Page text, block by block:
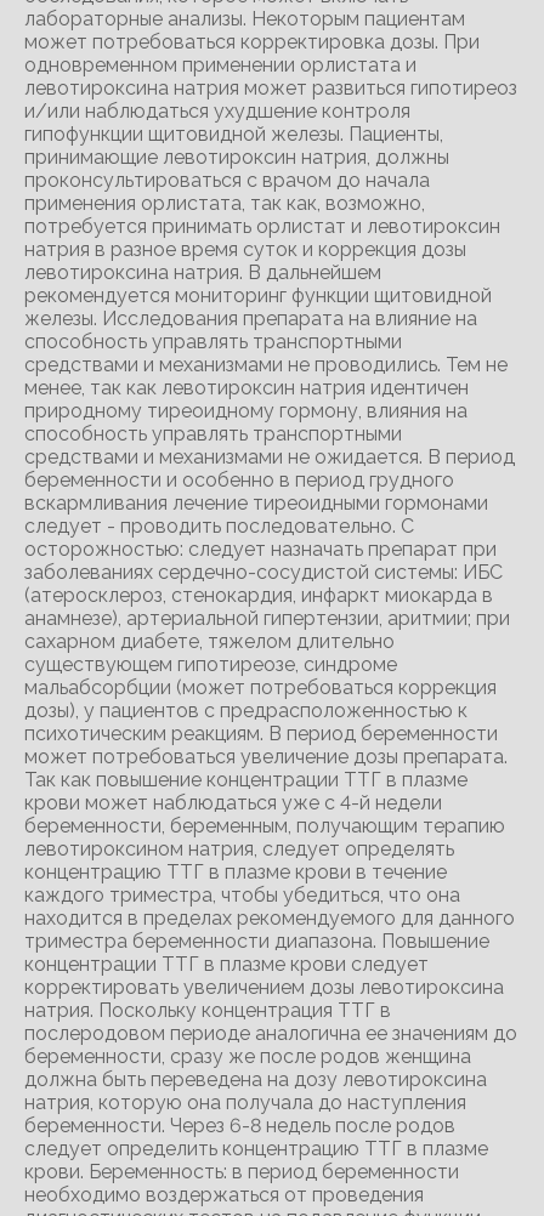
лабораторные анализы. Некоторым пациентам
может потребоваться корректировка дозы. При
одновременном применении орлистата и
левотироксина натрия может развиться гипотиреоз
и/или наблюдаться ухудшение контроля
гипофункции щитовидной железы. Пациенты,
принимающие левотироксин натрия, должны
проконсультироваться с врачом до начала
применения орлистата, так как, возможно,
потребуется принимать орлистат и левотироксин
натрия в разное время суток и коррекция дозы
левотироксина натрия. В дальнейшем
рекомендуется мониторинг функции щитовидной
железы. Исследования препарата на влияние на
способность управлять транспортными
средствами и механизмами не проводились. Тем не
менее, так как левотироксин натрия идентичен
природному тиреоидному гормону, влияния на
способность управлять транспортными
средствами и механизмами не ожидается. В период
беременности и особенно в период грудного
вскармливания лечение тиреоидными гормонами
следует - проводить последовательно. С
осторожностью: следует назначать препарат при
заболеваниях сердечно-сосудистой системы: ИБС
(атеросклероз, стенокардия, инфаркт миокарда в
анамнезе), артериальной гипертензии, аритмии; при
сахарном диабете, тяжелом длительно
существующем гипотиреозе, синдроме
мальабсорбции (может потребоваться коррекция
дозы), у пациентов с предрасположенностью к
психотическим реакциям. В период беременности
может потребоваться увеличение дозы препарата.
Так как повышение концентрации ТТГ в плазме
крови может наблюдаться уже с 4-й недели
беременности, беременным, получающим терапию
левотироксином натрия, следует определять
концентрацию ТТГ в плазме крови в течение
каждого триместра, чтобы убедиться, что она
находится в пределах рекомендуемого для данного
триместра беременности диапазона. Повышение
концентрации ТТГ в плазме крови следует
корректировать увеличением дозы левотироксина
натрия. Поскольку концентрация ТТГ в
послеродовом периоде аналогична ее значениям до
беременности, сразу же после родов женщина
должна быть переведена на дозу левотироксина
натрия, которую она получала до наступления
беременности. Через 6-8 недель после родов
следует определить концентрацию ТТГ в плазме
крови. Беременность: в период беременности
необходимо воздержаться от проведения